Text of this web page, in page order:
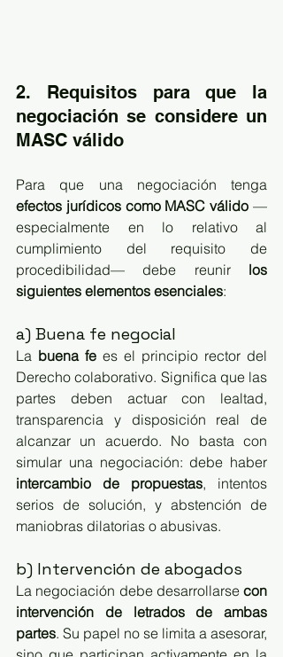
2. Requisitos para que la
negociación se considere un
MASC válido
efectos jurídicos como MASC válido —
especialmente en lo relativo al
cumplimiento del requisito de
procedibilidad— debe reunir los
siguientes elementos esenciales:
a) Buena fe negocial
La buena fe es el principio rector del
Derecho colaborativo. Significa que las
partes deben actuar con lealtad,
transparencia y disposición real de
alcanzar un acuerdo. No basta con
intercambio de propuestas, intentos
serios de solución, y abstención de
maniobras dilatorias o abusivas.
b) Intervención de abogados
La negociación debe desarrollarse con
intervención de letrados de ambas
partes. Su papel no se limita a asesorar,